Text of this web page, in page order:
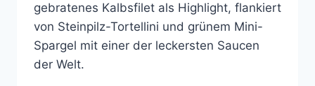
gebratenes Kalbsfilet als Highlight, flankiert
von Steinpilz-Tortellini und grünem Mini-
Spargel mit einer der leckersten Saucen
der Welt.